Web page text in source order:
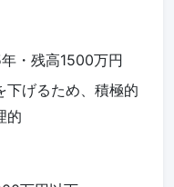
・残高1500万円
下げるため、積極的
的